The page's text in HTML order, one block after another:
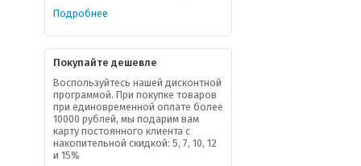
Подробнее
Покупайте дешевле
Воспользуйтесь нашей дисконтной
программой. При покупке товаров
при единовременной оплате более
10000 рублей, мы подарим вам
карту постоянного клиента с
накопительной скидкой: 5, 7, 10, 12
и 15%